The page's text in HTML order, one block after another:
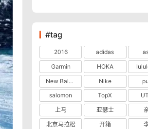
#tag
2016 adidas
Garmin
HOKA
New Balance
Nike
salomon
TopX
上马
亚瑟士
北京马拉松
开箱